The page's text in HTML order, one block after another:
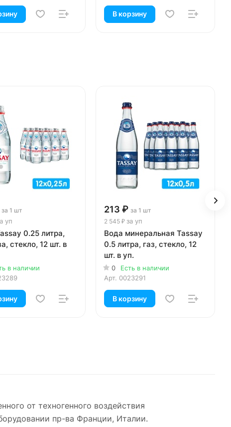
В корзину
за 1 шт
уп
0.25 литра,
стекло, 12 шт. в
в наличии
213 ₽ за 1 шт
2 545 ₽ за уп
Вода минеральная Tassay
0.5 литра, газ, стекло, 12
шт. в уп.
0
Есть в наличии
Арт. 0023291
В корзину
от техногенного воздействия
пр-ва Франции, Италии.